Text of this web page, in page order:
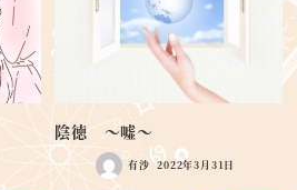
陰徳 ～嘘～
有沙 2022年3月31日